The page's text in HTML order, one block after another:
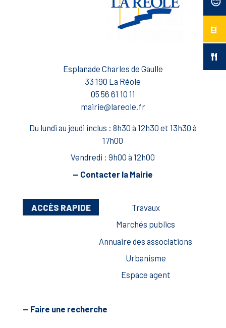
Esplanade Charles de Gaulle
33 190 La Réole
05 56 61 10 11
mairie@lareole.fr
Du lundi au jeudi inclus : 8h30 à 12h30 et 13h30 à
17h00
Vendredi : 9h00 à 12h00
— Contacter la Mairie
ACCÈS RAPIDE
Travaux
Marchés publics
Annuaire des associations
Urbanisme
Espace agent
— Faire une recherche